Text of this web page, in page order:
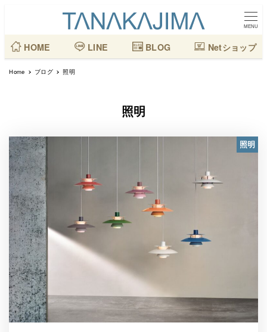
ン
コ
へ
移
動
MENU
HOME LINE BLOG Netショップ
Home ブログ 照明
照明
照明